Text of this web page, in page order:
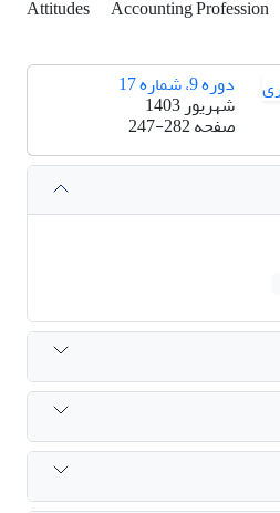
Attitudes
Accounting Profession
دوره 9، شماره 17
شهریور 1403
صفحه247-282